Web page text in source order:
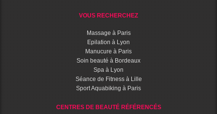
VOUS RECHERCHEZ
Massage à Paris
Epilation à Lyon
Manucure à Paris
Soin beauté à Bordeaux
Spa à Lyon
Séance de Fitness à Lille
Sport Aquabiking à Paris
CENTRES DE BEAUTÉ RÉFÉRENCÉS